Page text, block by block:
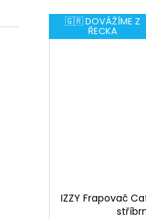
🇬🇷 DOVÁŽÍME Z
ŘECKA
IZZY Frapovač